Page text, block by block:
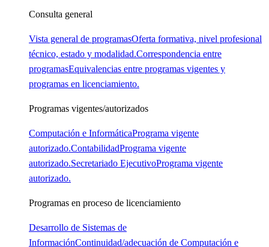
Consulta general
Vista general de programasOferta formativa, nivel profesional
técnico, estado y modalidad.Correspondencia entre
programasEquivalencias entre programas vigentes y
programas en licenciamiento.
Programas vigentes/autorizados
Computación e InformáticaPrograma vigente
autorizado.ContabilidadPrograma vigente
autorizado.Secretariado EjecutivoPrograma vigente
autorizado.
Programas en proceso de licenciamiento
Desarrollo de Sistemas de
InformaciónContinuidad/adecuación de Computación e